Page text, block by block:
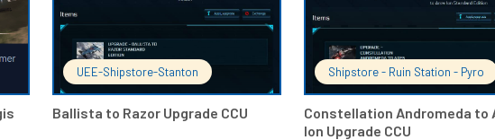
UEE-Shipstore-Stanton
Ballista to Razor Upgrade CCU
Shipstore - Ruin Station - Pyro
Constellation Andromeda to
Ion Upgrade CCU